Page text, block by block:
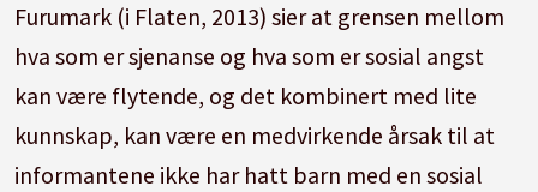
Furumark (i Flaten, 2013) sier at grensen mellom
hva som er sjenanse og hva som er sosial angst
kan være flytende, og det kombinert med lite
kunnskap, kan være en medvirkende årsak til at
informantene ikke har hatt barn med en sosial